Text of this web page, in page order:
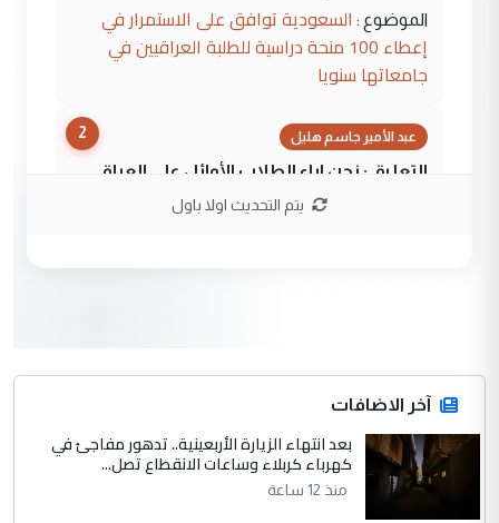
الموضوع : السعودية توافق على الاستمرار في
إعطاء 100 منحة دراسية للطلبة العراقيين في
جامعاتها سنويا
2 عبد الأمير جاسم هليل
التعليق : نحن اباء الطلاب الأوائل على العراق
نتشرف بلقاء السيد احمد الصافي في العتبات
التعليق : قرار مستعجل جدا ولامصلحة فيه
للوزاره ولا للمواطن القرار الصائب يكون بعد
الاستماع للمدير ومغرفة ...
الموضوع :
وزير الصحة يعفي مدير مستشفى الكرخ
العام في بغداد
يتم التحديث اولا باول
آخر الاضافات
بعد انتهاء الزيارة الأربعينية.. تدهور مفاجئ في
كهرباء كربلاء وساعات الانقطاع تصل...
منذ 12 ساعة